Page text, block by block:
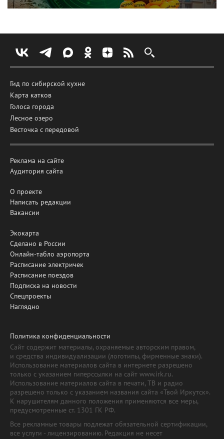
Гид по сибирской кухне
Карта катков
Голоса города
Лесное озеро
Весточка с передовой
Реклама на сайте
Аудитория сайта
О проекте
Написать редакции
Вакансии
Экокарта
Сделано в России
Онлайн-табло аэропорта
Расписание электричек
Расписание поездов
Подписка на новости
Спецпроекты
Наглядно
Политика конфиденциальности
Сайт содержит материалы, охраняемые авторским правом,
и средства индивидуализации (логотипы, фирменные знаки).
Использование материалов сайта в интернете разрешено
только с указанием гиперссылки на сайт www.irk.ru.
Использование материалов сайта в печати, ТВ и радио
разрешено только с указанием названия сайта «Твой Иркутск».
К нарушителям данного положения применяются все меры,
предусмотренные ст. 1301 ГК РФ.
Все рекламные товары подлежат обязательной сертификации,
все услуги - лицензированию. Редакция не несет